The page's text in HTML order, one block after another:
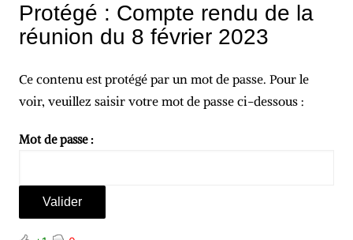
Protégé : Compte rendu de la
réunion du 8 février 2023
Ce contenu est protégé par un mot de passe. Pour le
voir, veuillez saisir votre mot de passe ci-dessous :
Mot de passe :